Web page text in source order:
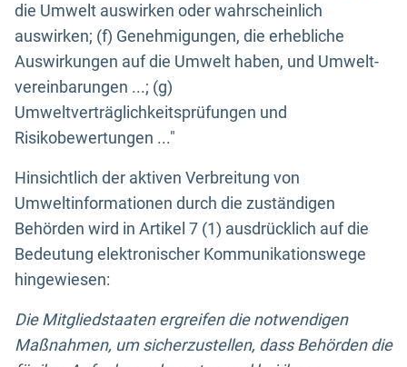
die Umwelt auswirken oder wahrscheinlich
auswirken; (f) Genehmigungen, die erhebliche
Auswirkungen auf die Umwelt haben, und Umwelt-
vereinbarungen ...; (g)
Umweltverträglichkeitsprüfungen und
Risikobewertungen ..."
Hinsichtlich der aktiven Verbreitung von
Umweltinformationen durch die zuständigen
Behörden wird in Artikel 7 (1) ausdrücklich auf die
Bedeutung elektronischer Kommunikationswege
hingewiesen:
Die Mitgliedstaaten ergreifen die notwendigen
Maßnahmen, um sicherzustellen, dass Behörden die